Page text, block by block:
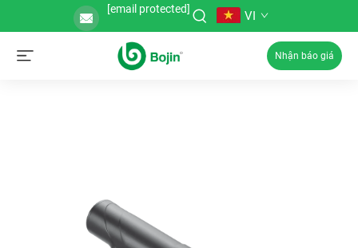
[email protected] VI
Nhận báo giá